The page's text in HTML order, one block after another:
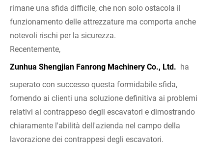
rimane una sfida difficile, che non solo ostacola il
funzionamento delle attrezzature ma comporta anche
notevoli rischi per la sicurezza.
Recentemente,
Zunhua Shengjian Fanrong Machinery Co., Ltd. ha
superato con successo questa formidabile sfida,
fornendo ai clienti una soluzione definitiva ai problemi
relativi al contrappeso degli escavatori e dimostrando
chiaramente l'abilità dell'azienda nel campo della
lavorazione dei contrappesi degli escavatori.